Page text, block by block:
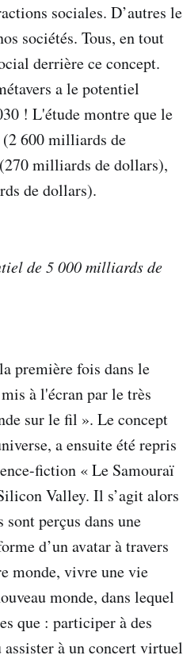
sociales. D’autres le
sociétés. Tous, en tout
derrière ce concept.
a le potentiel
! L'étude montre que le
(2 600 milliards de
milliards de dollars),
de dollars).
de 5 000 milliards de
première fois dans le
à l'écran par le très
sur le fil ». Le concept
a ensuite été repris
fiction « Le Samouraï
Valley. Il s’agit alors
perçus dans une
d’un avatar à travers
monde, vivre une vie
monde, dans lequel
que : participer à des
à un concert virtuel